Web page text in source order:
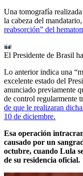
Una tomografía
la cabeza del
reabsorción” del
El Presidente de Brasil
Lo anterior indica una
excelente estado del
anunciado previamente
de control regularmente
de que le realizaran
10 de diciembre.
Esa operación
causado por un
octubre, cuando Lula
de su residencia oficial.